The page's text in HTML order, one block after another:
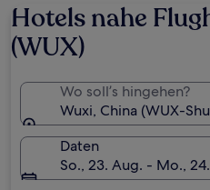
Hotels nahe
(WUX)
Wo soll’s hingehen?
Wuxi, China (WUX-
Daten
So., 23. Aug. - Mo.,